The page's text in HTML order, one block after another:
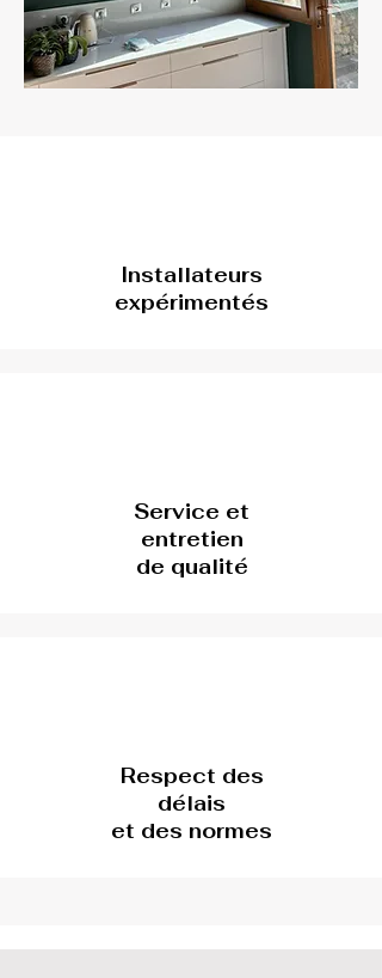
Installateurs
expérimentés
Service et
entretien
de qualité
Respect des
délais
et des normes